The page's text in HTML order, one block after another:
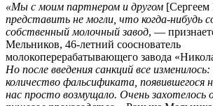
«Мы с моим партнером и другом [Сергеем
представить не могли, что когда-нибудь
собственный молочный завод, —
Мельников, 46-летний сооснователь
молокоперерабатывающего завода
Но после введения санкций все
количество фальсификата, появившегося
нас просто возмущало. Очень захотелось